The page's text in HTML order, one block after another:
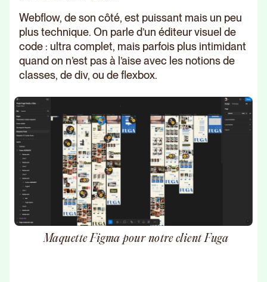
Webflow, de son côté, est puissant mais un peu
plus technique. On parle d’un éditeur visuel de
code : ultra complet, mais parfois plus intimidant
quand on n’est pas à l’aise avec les notions de
classes, de div, ou de flexbox.
Maquette Figma pour notre client Fuga